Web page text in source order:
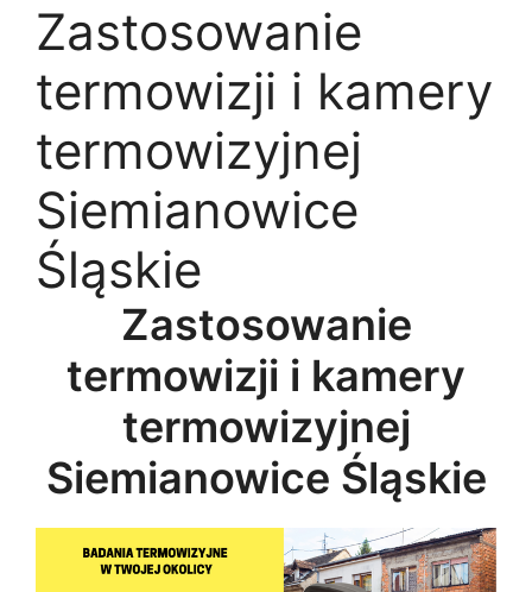
Zastosowanie
termowizji i kamery
termowizyjnej
Siemianowice
Śląskie
Zastosowanie
termowizji i kamery
termowizyjnej
Siemianowice Śląskie